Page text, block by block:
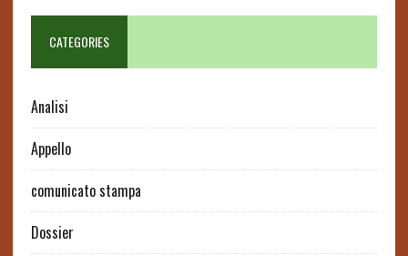
CATEGORIES
Analisi
Appello
comunicato stampa
Dossier